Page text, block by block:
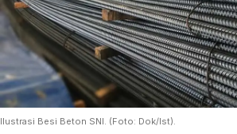
Ilustrasi Besi Beton SNI. (Foto: Dok/Ist).